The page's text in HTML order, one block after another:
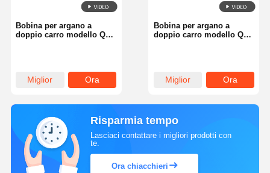
Bobina per argano a
doppio carro modello QD
Miglior
Ora
Bobina per argano a
doppio carro modello QD
Miglior
Ora
Risparmia tempo
Lasciaci contattare i migliori prodotti con
te.
Ora chiacchieri